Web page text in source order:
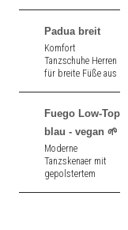
Padua breit
Komfort
Tanzschuhe Herren
für breite Füße aus
Fuego Low-Top
blau - vegan 🌱
Moderne
Tanzskenaer mit
gepolstertem